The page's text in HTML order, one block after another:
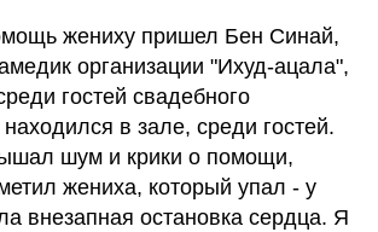
жениху пришел Бен Синай,
организации "Ихуд-ацала",
гостей свадебного
в зале, среди гостей.
шум и крики о помощи,
жениха, который упал - у
внезапная остановка сердца. Я